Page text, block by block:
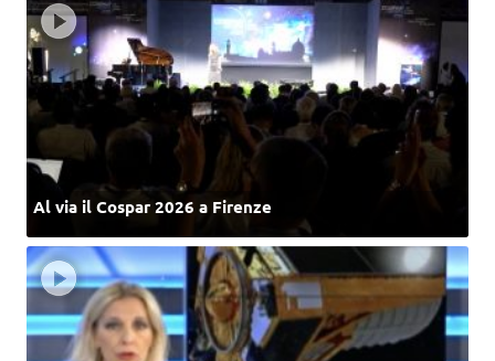
Al via il Cospar 2026 a Firenze